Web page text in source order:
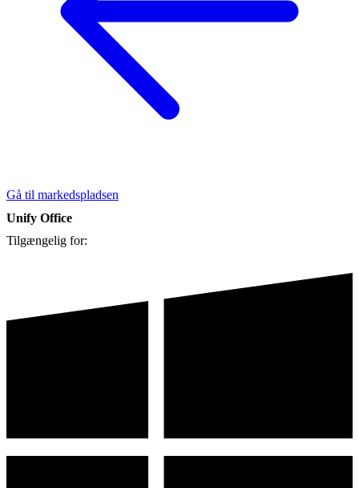
Gå til markedspladsen
Unify Office
Tilgængelig for: